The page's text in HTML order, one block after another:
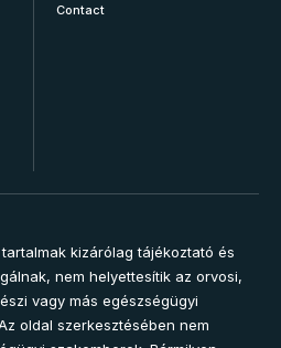
Contact
kizárólag tájékoztató és
nem helyettesítik az orvosi,
vagy más egészségügyi
oldal szerkesztésében nem